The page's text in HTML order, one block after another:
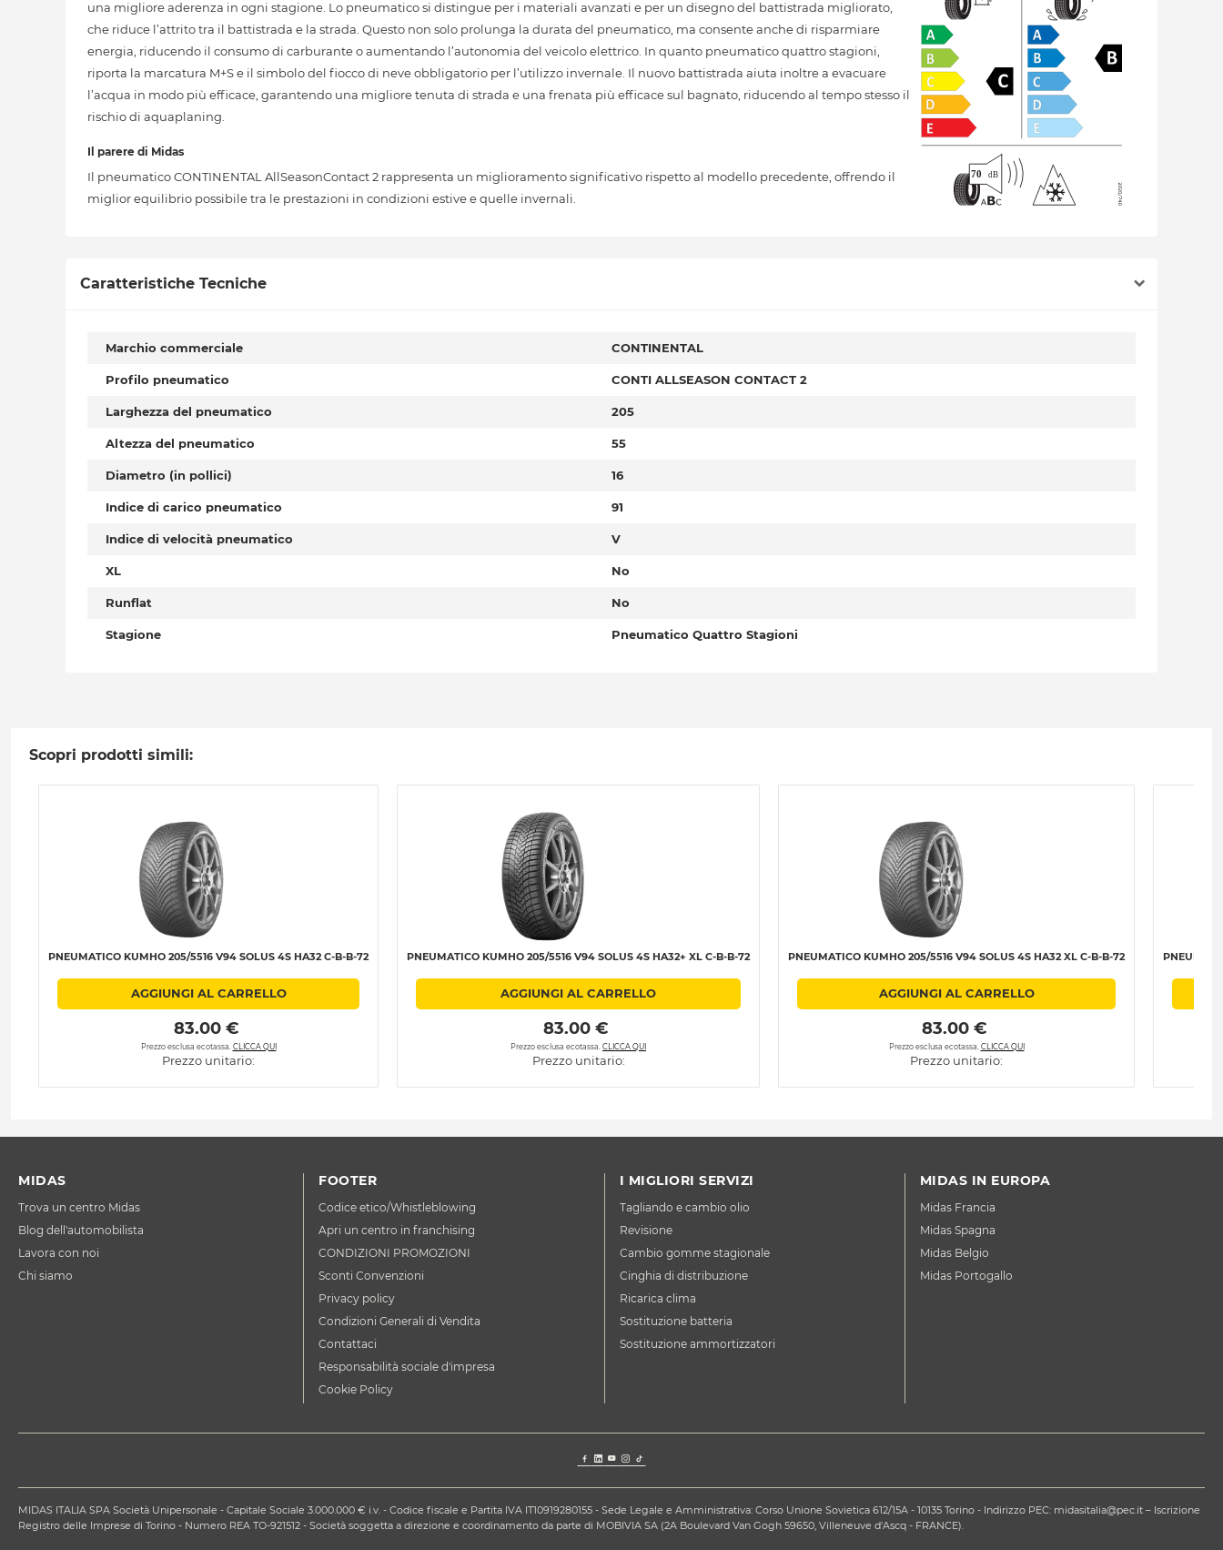
una migliore aderenza in ogni stagione. Lo pneumatico si distingue per i materiali avanzati e per un disegno del battistrada migliorato,
che riduce l’attrito tra il battistrada e la strada. Questo non solo prolunga la durata del pneumatico, ma consente anche di risparmiare
energia, riducendo il consumo di carburante o aumentando l’autonomia del veicolo elettrico. In quanto pneumatico quattro stagioni,
riporta la marcatura M+S e il simbolo del fiocco di neve obbligatorio per l’utilizzo invernale. Il nuovo battistrada aiuta inoltre a evacuare
l’acqua in modo più efficace, garantendo una migliore tenuta di strada e una frenata più efficace sul bagnato, riducendo al tempo stesso il
rischio di aquaplaning.
Il parere di Midas
Il pneumatico CONTINENTAL AllSeasonContact 2 rappresenta un miglioramento significativo rispetto al modello precedente, offrendo il
miglior equilibrio possibile tra le prestazioni in condizioni estive e quelle invernali.
Caratteristiche Tecniche
Marchio commerciale CONTINENTAL
Profilo pneumatico CONTI ALLSEASON CONTACT 2
Larghezza del pneumatico 205
Altezza del pneumatico 55
Diametro (in pollici) 16
Indice di carico pneumatico 91
Indice di velocità pneumatico V
XL No
Runflat No
Stagione Pneumatico Quattro Stagioni
Scopri prodotti simili:
PNEUMATICO KUMHO 205/5516 V94 SOLUS 4S HA32 C-B-B-72
AGGIUNGI AL CARRELLO
83.00 €
Prezzo esclusa ecotassa. CLICCA QUI
Prezzo unitario:
PNEUMATICO KUMHO 205/5516 V94 SOLUS 4S HA32+ XL C-B-B-72
AGGIUNGI AL CARRELLO
83.00 €
Prezzo esclusa ecotassa. CLICCA QUI
Prezzo unitario:
PNEUMATICO KUMHO 205/5516 V94 SOLUS 4S HA32 XL C-B-B-72
AGGIUNGI AL CARRELLO
83.00 €
Prezzo esclusa ecotassa. CLICCA QUI
Prezzo unitario:
MIDAS
Trova un centro Midas
Blog dell'automobilista
Lavora con noi
Chi siamo
FOOTER
Codice etico/Whistleblowing
Apri un centro in franchising
CONDIZIONI PROMOZIONI
Sconti Convenzioni
Privacy policy
Condizioni Generali di Vendita
Contattaci
Responsabilità sociale d'impresa
Cookie Policy
I MIGLIORI SERVIZI
Tagliando e cambio olio
Revisione
Cambio gomme stagionale
Cinghia di distribuzione
Ricarica clima
Sostituzione batteria
Sostituzione ammortizzatori
MIDAS IN EUROPA
Midas Francia
Midas Spagna
Midas Belgio
Midas Portogallo
MIDAS ITALIA SPA Società Unipersonale - Capitale Sociale 3.000.000 € i.v. - Codice fiscale e Partita IVA IT10919280155 - Sede Legale e Amministrativa: Corso Unione Sovietica 612/15A - 10135 Torino - Indirizzo PEC: midasitalia@pec.it – Iscrizione
Registro delle Imprese di Torino - Numero REA TO-921512 - Società soggetta a direzione e coordinamento da parte di MOBIVIA SA (2A Boulevard Van Gogh 59650, Villeneuve d'Ascq - FRANCE).